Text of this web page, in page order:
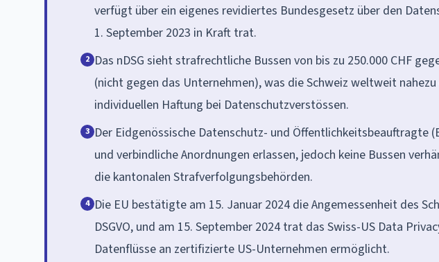
verfügt über ein eigenes revidiertes Bundesgesetz über den
1. September 2023 in Kraft trat.
2 Das nDSG sieht strafrechtliche Bussen von bis zu 250.000 CHF
(nicht gegen das Unternehmen), was die Schweiz weltweit
individuellen Haftung bei Datenschutzverstössen.
3 Der Eidgenössische Datenschutz- und Öffentlichkeitsbeauftragte
und verbindliche Anordnungen erlassen, jedoch keine Bussen
die kantonalen Strafverfolgungsbehörden.
4 Die EU bestätigte am 15. Januar 2024 die Angemessenheit des
DSGVO, und am 15. September 2024 trat das Swiss-US Data
Datenflüsse an zertifizierte US-Unternehmen ermöglicht.